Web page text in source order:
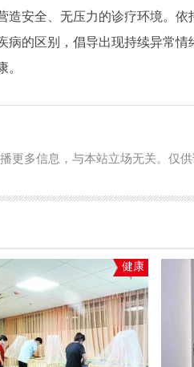
安全、无压力的诊疗环境。
的区别，倡导出现持续异常
。
多信息，与本站立场无关。仅
健康